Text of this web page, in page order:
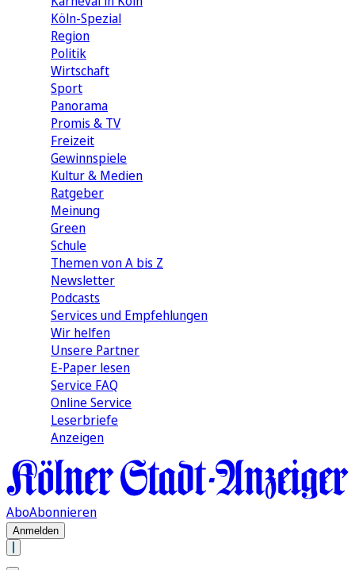
Köln-Spezial
Region
Politik
Wirtschaft
Sport
Panorama
Promis & TV
Freizeit
Gewinnspiele
Kultur & Medien
Ratgeber
Meinung
Green
Schule
Themen von A bis Z
Newsletter
Podcasts
Services und Empfehlungen
Wir helfen
Unsere Partner
E-Paper lesen
Service FAQ
Online Service
Leserbriefe
Anzeigen
AboAbonnieren
Anmelden